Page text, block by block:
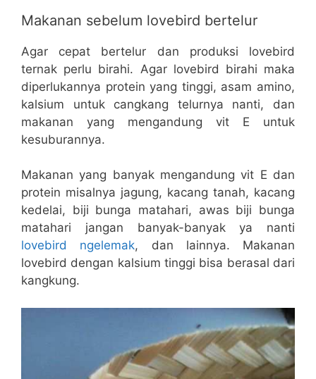
Makanan sebelum lovebird bertelur
Agar cepat bertelur dan produksi lovebird
ternak perlu birahi. Agar lovebird birahi maka
diperlukannya protein yang tinggi, asam amino,
kalsium untuk cangkang telurnya nanti, dan
makanan yang mengandung vit E untuk
kesuburannya.
Makanan yang banyak mengandung vit E dan
protein misalnya jagung, kacang tanah, kacang
kedelai, biji bunga matahari, awas biji bunga
matahari jangan banyak-banyak ya nanti
lovebird ngelemak, dan lainnya. Makanan
lovebird dengan kalsium tinggi bisa berasal dari
kangkung.